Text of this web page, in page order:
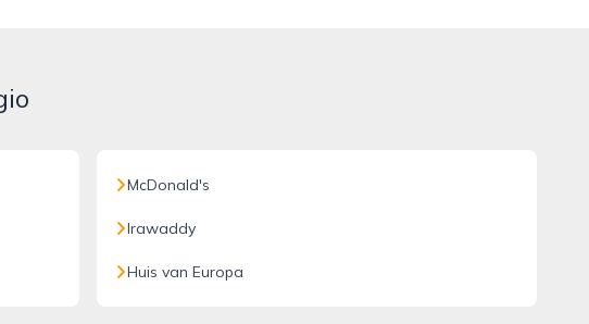
McDonald's
Irawaddy
Huis van Europa